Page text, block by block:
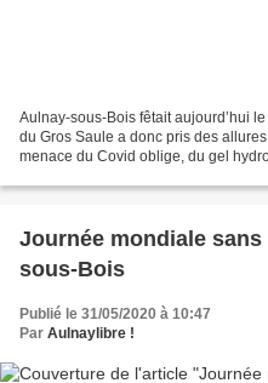
Aulnay-sous-Bois fêtait aujourd’hui
du Gros Saule a donc pris des
menace du Covid oblige, du gel
Journée mondiale sans
sous-Bois
Publié le 31/05/2020 à 10:47
Par Aulnaylibre !